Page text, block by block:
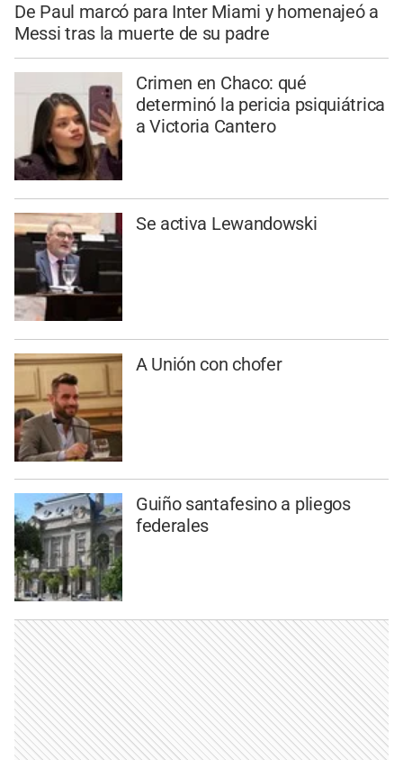
De Paul marcó para Inter Miami y homenajeó a
Messi tras la muerte de su padre
Crimen en Chaco: qué
determinó la pericia psiquiátrica
a Victoria Cantero
Se activa Lewandowski
A Unión con chofer
Guiño santafesino a pliegos
federales